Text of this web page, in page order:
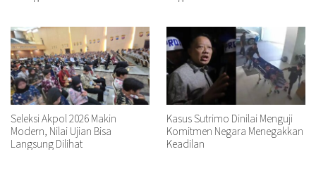
Seleksi Akpol 2026 Makin
Modern, Nilai Ujian Bisa
Langsung Dilihat
Kasus Sutrimo Dinilai Menguji
Komitmen Negara Menegakkan
Keadilan